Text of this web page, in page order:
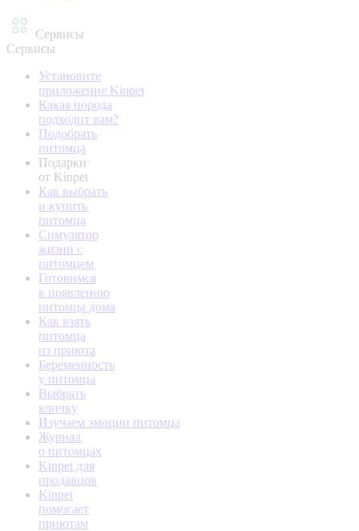
Сервисы
Сервисы
Установите
приложение Kinpet
Какая порода
подходит вам?
Подобрать
питомца
Подарки
от Kinpet
Как выбрать
и купить
питомца
Симулятор
жизни с
питомцем
Готовимся
к появлению
питомца дома
Как взять
питомца
из приюта
Беременность
у питомца
Выбрать
кличку
Изучаем эмоции питомца
Журнал
о питомцах
Kinpet для
продавцов
Kinpet
помогает
приютам